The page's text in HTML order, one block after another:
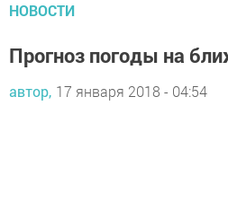
НОВОСТИ
Прогноз погоды на
автор, 17 января 2018 - 04:54